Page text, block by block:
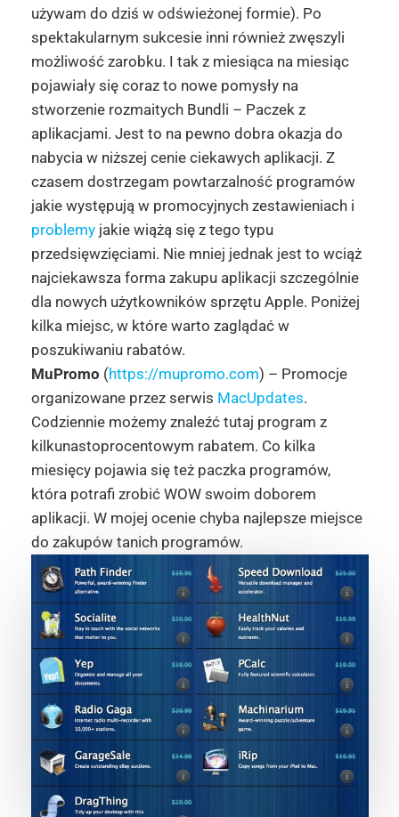
używam do dziś w odświeżonej formie). Po
spektakularnym sukcesie inni również zwęszyli
możliwość zarobku. I tak z miesiąca na miesiąc
pojawiały się coraz to nowe pomysły na
stworzenie rozmaitych Bundli – Paczek z
aplikacjami. Jest to na pewno dobra okazja do
nabycia w niższej cenie ciekawych aplikacji. Z
czasem dostrzegam powtarzalność programów
jakie występują w promocyjnych zestawieniach i
problemyjakie wiążą się z tego typu
przedsięwzięciami. Nie mniej jednak jest to wciąż
najciekawsza forma zakupu aplikacji szczególnie
dla nowych użytkowników sprzętu Apple. Poniżej
kilka miejsc, w które warto zaglądać w
poszukiwaniu rabatów.
MuPromo (https://mupromo.com) – Promocje
organizowane przez serwis MacUpdates.
Codziennie możemy znaleźć tutaj program z
kilkunastoprocentowym rabatem. Co kilka
miesięcy pojawia się też paczka programów,
która potrafi zrobić WOW swoim doborem
aplikacji. W mojej ocenie chyba najlepsze miejsce
do zakupów tanich programów.